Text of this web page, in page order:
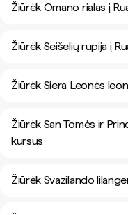
Žiūrėk Omano rialas į
Žiūrėk Seišelių rupija į
Žiūrėk Siera Leonės
Žiūrėk San Tomės ir
kursus
Žiūrėk Svazilando